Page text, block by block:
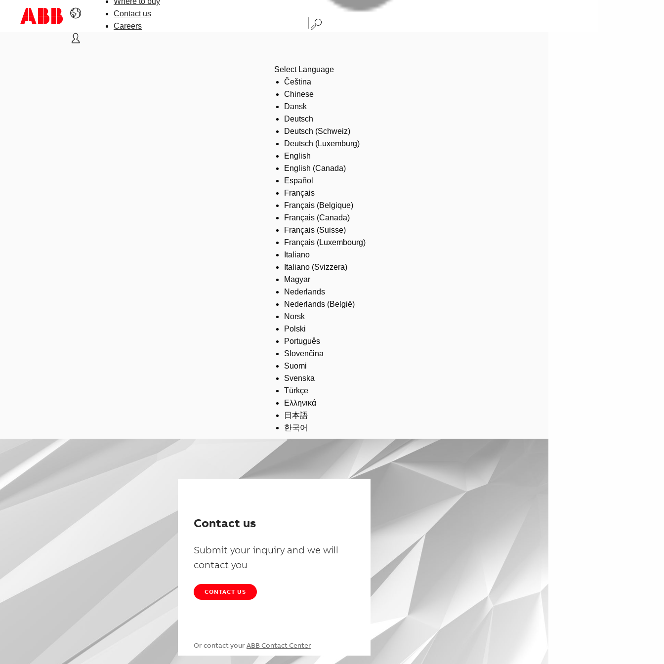
Contact us
Careers
Select Language
Čeština
Chinese
Dansk
Deutsch
Deutsch (Schweiz)
Deutsch (Luxemburg)
English
English (Canada)
Español
Français
Français (Belgique)
Français (Canada)
Français (Suisse)
Français (Luxembourg)
Italiano
Italiano (Svizzera)
Magyar
Nederlands
Nederlands (België)
Norsk
Polski
Português
Slovenčina
Suomi
Svenska
Türkçe
Ελληνικά
日本語
한국어
Contact us
Submit your inquiry and we will
contact you
CONTACT US
Or contact your ABB Contact Center